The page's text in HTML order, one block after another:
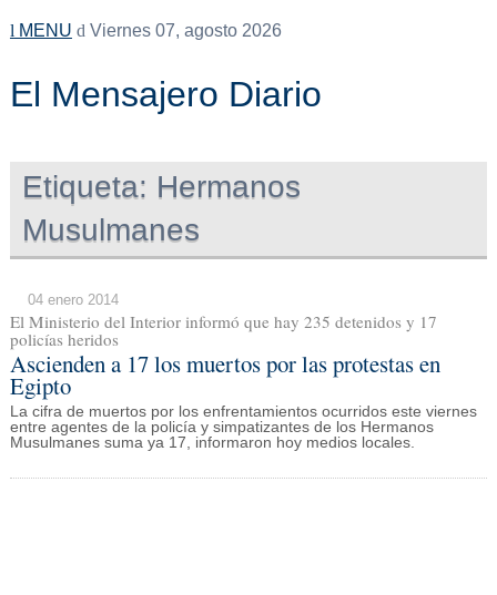
MENU Viernes 07, agosto 2026
El Mensajero Diario
Etiqueta: Hermanos
Musulmanes
04 enero 2014
El Ministerio del Interior informó que hay 235 detenidos y 17
policías heridos
Ascienden a 17 los muertos por las protestas en
Egipto
La cifra de muertos por los enfrentamientos ocurridos este viernes
entre agentes de la policía y simpatizantes de los Hermanos
Musulmanes suma ya 17, informaron hoy medios locales.